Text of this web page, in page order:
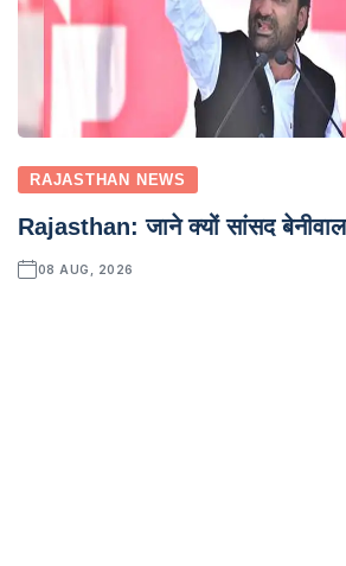
RAJASTHAN NEWS
Rajasthan: जाने क्यों सांसद
08 AUG, 2026